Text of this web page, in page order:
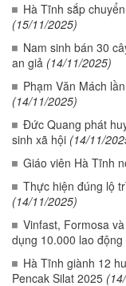
Hà Tĩnh sắp
(15/11/2025)
Nam sinh bán 30
an giả (14/11/2025)
Phạm Văn Mách
(14/11/2025)
Đức Quang phát
sinh xã hội (14/11/
Giáo viên Hà Tĩnh
Thực hiện đúng lộ
(14/11/2025)
Vinfast, Formosa
dụng 10.000 lao động
Hà Tĩnh giành 12
Pencak Silat 2025